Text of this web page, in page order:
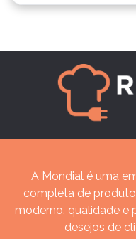
A Mondial é uma
completa de
moderno, qualidade e
desejos de